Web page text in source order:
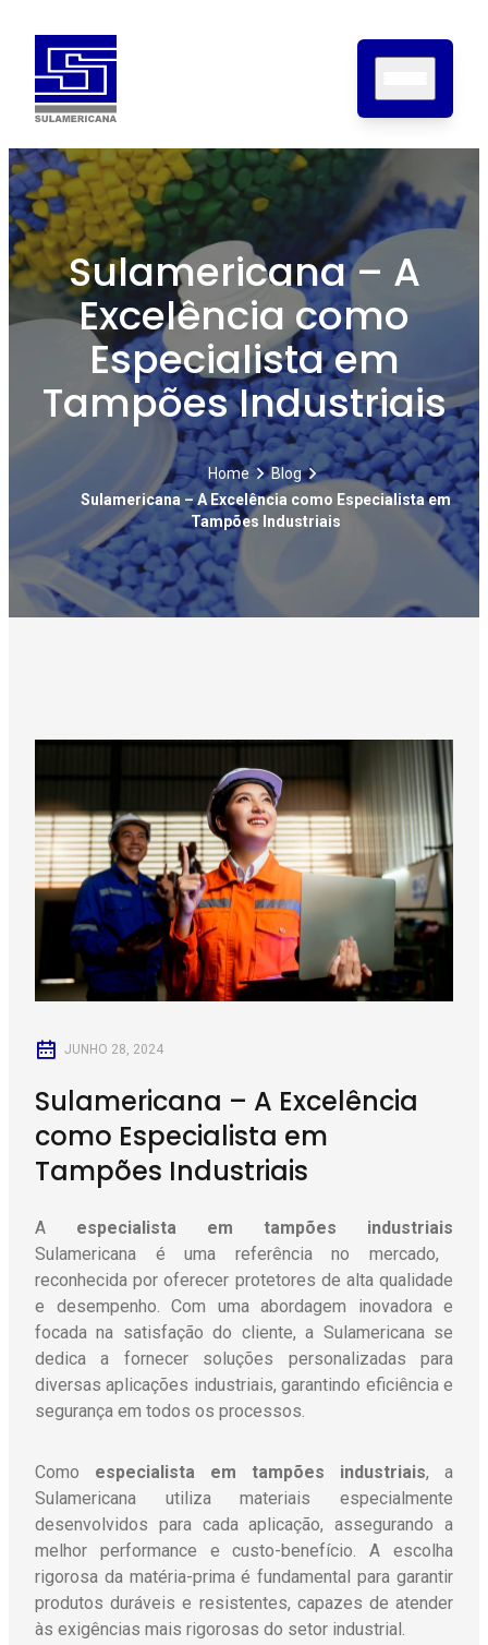
Home
Sobre nós
Produtos
Certificações
Contato
Blog
Sulamericana – A
Excelência como
Especialista em
Tampões Industriais
Home
Blog
Sulamericana – A Excelência como Especialista em
Tampões Industriais
JUNHO 28, 2024
Sulamericana – A Excelência
como Especialista em
Tampões Industriais
A especialista em tampões industriais
Sulamericana é uma referência no mercado,
reconhecida por oferecer protetores de alta qualidade
e desempenho. Com uma abordagem inovadora e
focada na satisfação do cliente, a Sulamericana se
dedica a fornecer soluções personalizadas para
diversas aplicações industriais, garantindo eficiência e
segurança em todos os processos.
Como especialista em tampões industriais, a
Sulamericana utiliza materiais especialmente
desenvolvidos para cada aplicação, assegurando a
melhor performance e custo-benefício. A escolha
rigorosa da matéria-prima é fundamental para garantir
produtos duráveis e resistentes, capazes de atender
às exigências mais rigorosas do setor industrial.